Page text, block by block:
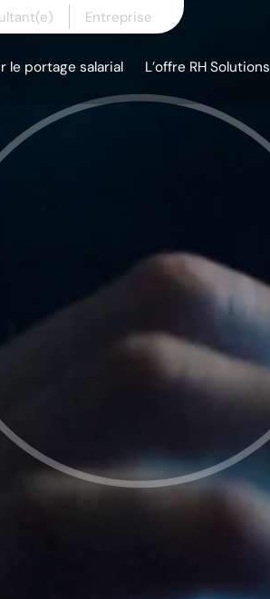
Entreprise
le portage salarial L’offre RH Solutions